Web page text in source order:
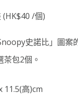
(HK$40 /個)
史諾比」圖案
包2個。
11.5(高)cm